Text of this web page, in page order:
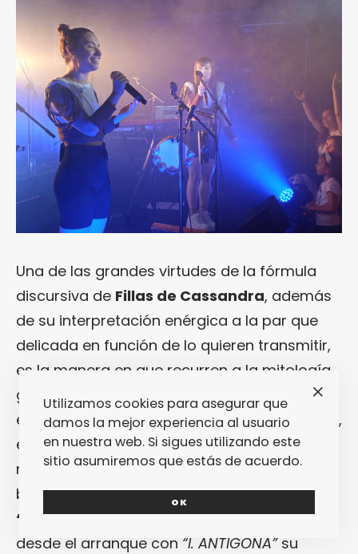
Una de las grandes virtudes de la fórmula
discursiva de Fillas de Cassandra, además
de su interpretación enérgica a la par que
delicada en función de lo quieren transmitir,
es la manera en que recurren a la mitología
griega clásica para traerla al presente en un
ejercicio de crítica y lucha contra la opresión,
el silencio y las agresiones ejercidas sobre la
mujer a lo largo de la historia. A partir de esa
base fundamental sobre la que se apoya
“ACRÓPOLE”,MaríaySarademostraron
desde el arranque con “I. ANTÍGONA” su
Utilizamos cookies para asegurar que
damos la mejor experiencia al usuario
en nuestra web. Si sigues utilizando este
sitio asumiremos que estás de acuerdo.
OK